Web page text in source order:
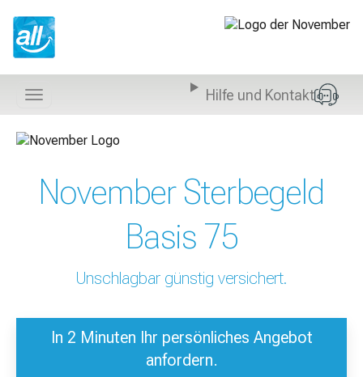
n
a
Navigation
anzeigen
Hilfe und Kontakt
November Sterbegeld
Basis 75
Unschlagbar günstig versichert.
In 2 Minuten Ihr persönliches Angebot
anfordern.